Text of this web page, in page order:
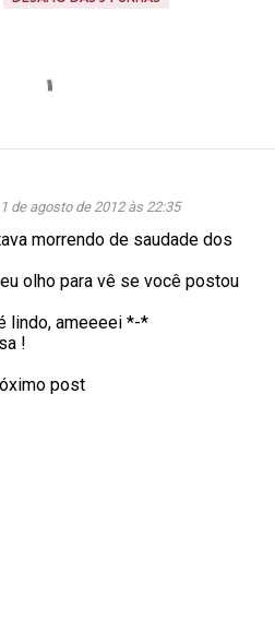
1 de agosto de 2012 às 22:35
morrendo de saudade dos
olho para vê se você postou
lindo, ameeeei *-*
!
post